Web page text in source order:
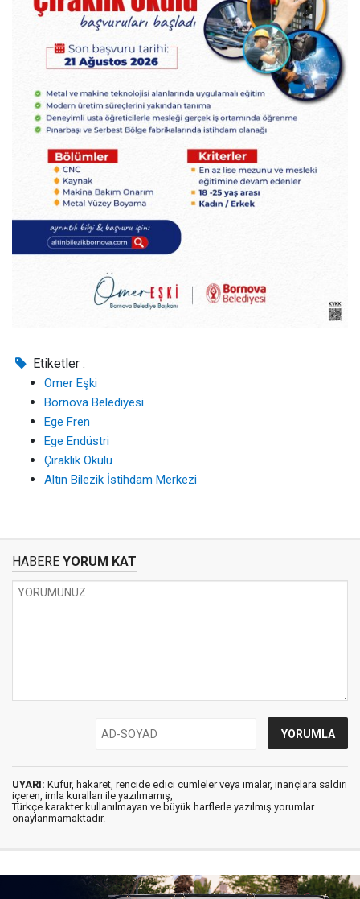
Etiketler :
Ömer Eşki
Bornova Belediyesi
Ege Fren
Ege Endüstri
Çıraklık Okulu
Altın Bilezik İstihdam Merkezi
HABERE YORUM KAT
UYARI: Küfür, hakaret, rencide edici cümleler veya imalar, inançlara saldırı
içeren, imla kuralları ile yazılmamış,
Türkçe karakter kullanılmayan ve büyük harflerle yazılmış yorumlar
onaylanmamaktadır.